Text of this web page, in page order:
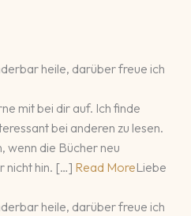
heile, darüber freue ich
mit bei dir auf. Ich finde
bei anderen zu lesen.
wenn die Bücher neu
nicht hin. […] Read MoreLiebe
heile, darüber freue ich